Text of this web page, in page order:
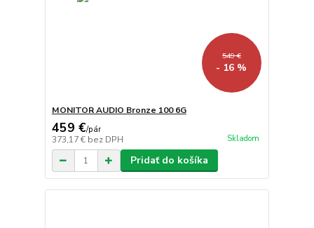
549 €
- 16 %
MONITOR AUDIO Bronze 100 6G
459 €/pár
373,17 € bez DPH Skladom
Pridať do košíka